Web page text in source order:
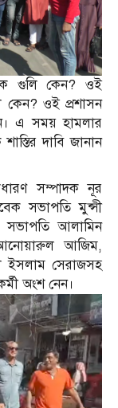
গুলি কেন? ওই
কেন? ওই প্রশাসন
এ সময় হামলার
দাবি জানান
সম্পাদক নূর
সভাপতি মুন্সী
সভাপতি আলামিন
আজিম,
ইসলাম সেরাজসহ
অংশ নেন।